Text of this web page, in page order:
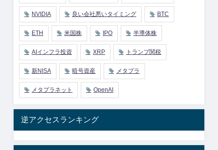
NVIDIA 良い会社悪いタイミング BTC
ETH 米国株 IPO 半導体株
AIインフラ投資 XRP トランプ関税
新NISA 暗号資産 メタプラ
メタプラネット OpenAI
逆アクセスランキング